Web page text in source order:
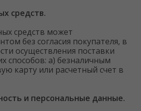
средств.
средств может
без согласия покупателя, в
осуществления поставки
способов: а) безналичным
карту или расчетный счет в
и персональные данные.